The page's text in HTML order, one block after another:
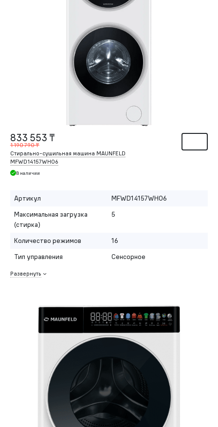
833 553 ₸
1 190 790 ₸
Стирально-сушильная машина MAUNFELD
MFWD14157WH06
В наличии
Артикул
MFWD14157WH06
Максимальная загрузка
(стирка)
5
Количество режимов
16
Тип управления
Сенсорное
Развернуть